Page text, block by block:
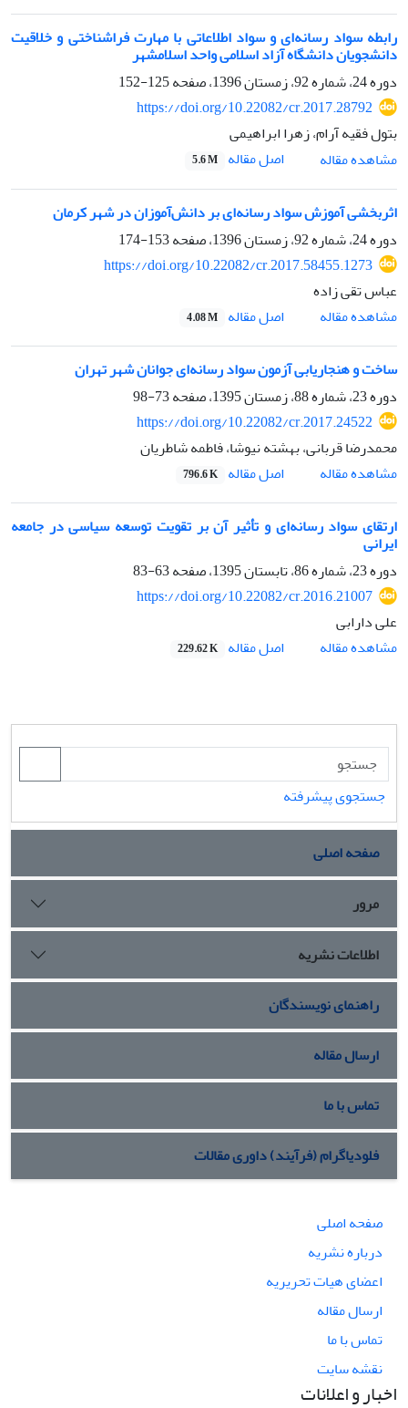
رابطه سواد رسانه‌ای و سواد اطلاعاتی با مهارت فراشناختی و خلاقیت
دانشجویان دانشگاه آزاد اسلامی واحد اسلامشهر
دوره 24، شماره 92، زمستان 1396، صفحه
125-152
https://doi.org/10.22082/cr.2017.28792
بتول فقیه آرام، زهرا ابراهیمی
مشاهده مقاله
اصل مقاله 5.6 M
اثربخشی آموزش سواد رسانه‌ای بر دانش‌آموزان در شهر کرمان
دوره 24، شماره 92، زمستان 1396، صفحه
153-174
https://doi.org/10.22082/cr.2017.58455.1273
عباس تقی زاده
مشاهده مقاله
اصل مقاله 4.08 M
ساخت و هنجاریابی آزمون سواد رسانه‌ای جوانان شهر تهران
دوره 23، شماره 88، زمستان 1395، صفحه
73-98
https://doi.org/10.22082/cr.2017.24522
محمدرضا قربانی، بهشته نیوشا، فاطمه شاطریان
مشاهده مقاله
اصل مقاله 796.6 K
ارتقای سواد رسانه‌ای و تأثیر آن بر تقویت توسعه سیاسی در جامعه
ایرانی
دوره 23، شماره 86، تابستان 1395، صفحه
63-83
https://doi.org/10.22082/cr.2016.21007
علی دارابی
مشاهده مقاله
اصل مقاله 229.62 K
جستجوی پیشرفته
صفحه اصلی
مرور
اطلاعات نشریه
راهنمای نویسندگان
ارسال مقاله
تماس با ما
فلودیاگرام (فرآیند) داوری مقالات
صفحه اصلی
درباره نشریه
اعضای هیات تحریریه
ارسال مقاله
تماس با ما
نقشه سایت
اخبار و اعلانات